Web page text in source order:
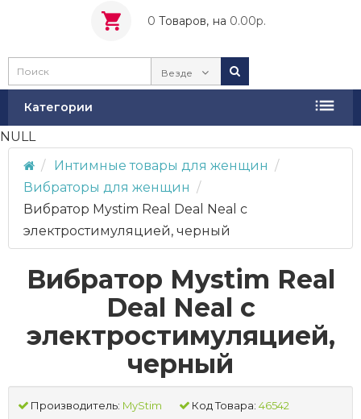
0 Tоваров, на 0.00р.
Везде
Категории
NULL
Интимные товары для женщин
Вибраторы для женщин
Вибратор Mystim Real Deal Neal с
электростимуляцией, черный
Вибратор Mystim Real
Deal Neal с
электростимуляцией,
черный
Производитель: MyStim Код Товара: 46542